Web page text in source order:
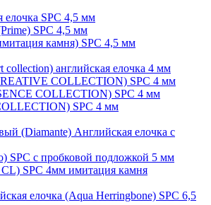
елочка SPC 4,5 мм
SPC 4,5 мм
камня) SPC 4,5 мм
английская елочка 4 мм
COLLECTION) SPC 4 мм
COLLECTION) SPC 4 мм
SPC 4 мм
(Diamante) Английская елочка с
SPC с пробковой подложкой 5 мм
SPC 4мм имитация камня
елочка (Aqua Herringbone) SPC 6,5